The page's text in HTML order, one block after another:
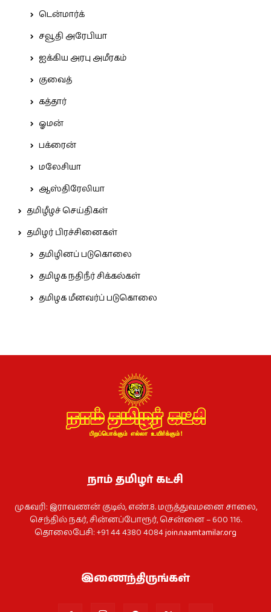
டென்மார்க்
சவூதி அரேபியா
ஐக்கிய அரபு அமீரகம்
குவைத்
கத்தார்
ஓமன்
பக்ரைன்
மலேசியா
ஆஸ்திரேலியா
தமிழீழச் செய்திகள்
தமிழர் பிரச்சினைகள்
தமிழினப் படுகொலை
தமிழக நதிநீர் சிக்கல்கள்
தமிழக மீனவர்ப் படுகொலை
நாம் தமிழர் கட்சி
முகவரி: இராவணன் குடில், எண்.8. மருத்துவமனை சாலை,
செந்தில் நகர், சின்னப்போரூர், சென்னை – 600 116.
தொலைபேசி: +91 44 4380 4084join.naamtamilar.org
இணைந்திருங்கள்